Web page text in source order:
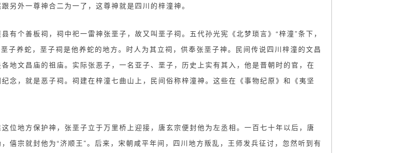
另外一尊神合二为一了，这尊神就是四川的梓潼神。
有个善板祠，祠中祀一雷神张垩子，故又叫垩子祠。五代孙光宪《北梦琐言》“梓潼”条下，
子养蛇，垩子祠是他养蛇的地方。时人为其立祠，供奉张垩子神。民间传说四川梓潼的文昌
地文昌庙的祖庙。实际张恶子，一名亚子、垩子，历史上实有其入，他是晋朝时的官，在
念，就是恶子祠。祠建在梓潼七曲山上，民间俗称梓潼神。这些在《事物纪原》和《夷坚
位地方保护神，张垩子立于万里桥上迎接，唐玄宗便封他为左丞相。一百七十年以后，唐
僖宗就封他为“济顺王”。后来，宋朝咸平年间，四川地方叛乱，王师发兵征讨，忽然听到有